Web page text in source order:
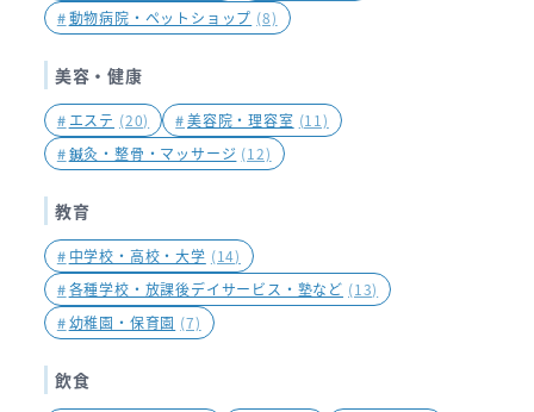
#動物病院・ペットショップ (8)
美容・健康
# エステ (20) #美容院・理容室 (11)
#鍼灸・整骨・マッサージ (12)
教育
# 中学校・高校・大学 (14)
#各種学校・放課後デイサービス・塾など (13)
#幼稚園・保育園 (7)
飲食